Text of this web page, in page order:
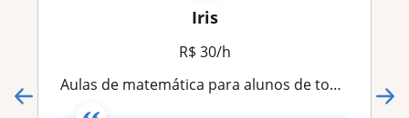
Iris
R$ 30/h
Aulas de matemática para alunos de todas as idades, do ensino fundamental ao médio. Experiência com educação inclusiva